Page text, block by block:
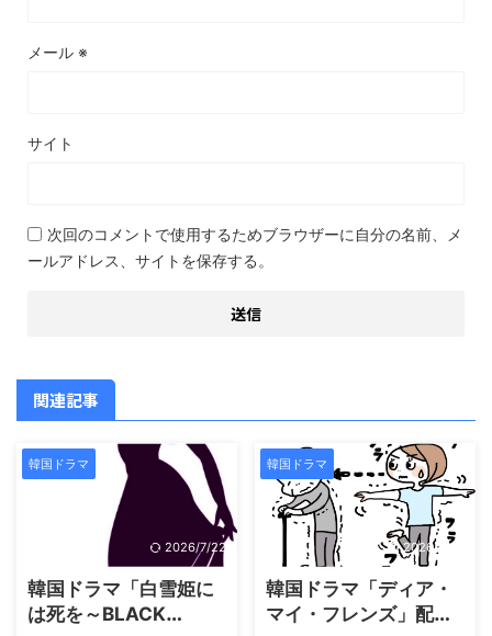
メール ※
サイト
次回のコメントで使用するためブラウザーに自分の名前、メ
ールアドレス、サイトを保存する。
関連記事
韓国ドラマ
2026/7/22
韓国ドラマ「白雪姫に
は死を～BLACK
韓国ドラマ
2026/7/22
韓国ドラマ「ディア・
マイ・フレンズ」配信